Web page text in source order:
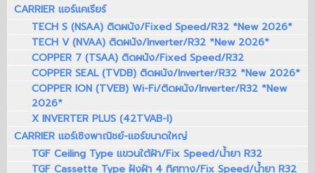
CARRIER แอร์แคเรียร์
TECH S (NSAA) ติดผนัง/Fixed Speed/R32 *New 2026*
TECH V (NVAA) ติดผนัง/Inverter/R32 *New 2026*
COPPER 7 (TSAA) ติดผนัง/Fixed Speed/R32
COPPER SEAL (TVDB) ติดผนัง/Inverter/R32 *New 2026*
COPPER ION (TVEB) Wi-Fi/ติดผนัง/Inverter/R32 *New
2026*
X INVERTER PLUS (42TVAB-I)
CARRIER แอร์เชิงพาณิชย์-แอร์ขนาดใหญ่
TGF Ceiling Type แขวนใต้ฝ้า/Fix Speed/น้ำยา R32
TGF Cassette Type ฝังฝ้า 4 ทิศทาง/Fix Speed/น้ำยา R32